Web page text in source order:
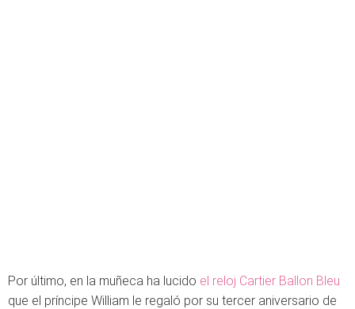
Por último, en la muñeca ha lucido el reloj Cartier Ballon Bleu
que el príncipe William le regaló por su tercer aniversario de